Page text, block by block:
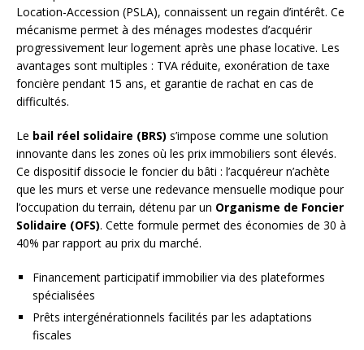
Location-Accession (PSLA), connaissent un regain d’intérêt. Ce
mécanisme permet à des ménages modestes d’acquérir
progressivement leur logement après une phase locative. Les
avantages sont multiples : TVA réduite, exonération de taxe
foncière pendant 15 ans, et garantie de rachat en cas de
difficultés.
Le bail réel solidaire (BRS) s’impose comme une solution
innovante dans les zones où les prix immobiliers sont élevés.
Ce dispositif dissocie le foncier du bâti : l’acquéreur n’achète
que les murs et verse une redevance mensuelle modique pour
l’occupation du terrain, détenu par un Organisme de Foncier
Solidaire (OFS). Cette formule permet des économies de 30 à
40% par rapport au prix du marché.
Financement participatif immobilier via des plateformes
spécialisées
Prêts intergénérationnels facilités par les adaptations
fiscales